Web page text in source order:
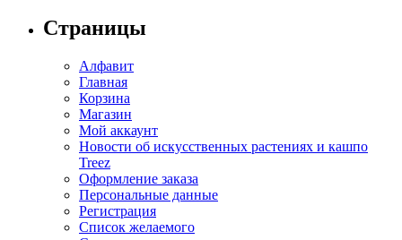
Страницы
Алфавит
Главная
Корзина
Магазин
Мой аккаунт
Новости об искусственных растениях и кашпо
Treez
Оформление заказа
Персональные данные
Регистрация
Список желаемого